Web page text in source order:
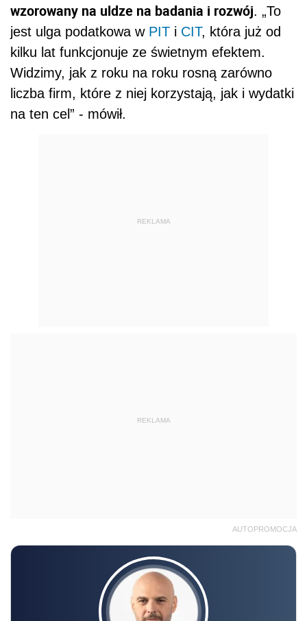
wzorowany na uldze na badania i rozwój. „To
jest ulga podatkowa w PIT i CIT, która już od
kilku lat funkcjonuje ze świetnym efektem.
Widzimy, jak z roku na roku rosną zarówno
liczba firm, które z niej korzystają, jak i wydatki
na ten cel” - mówił.
REKLAMA
REKLAMA
AUTOPROMOCJA